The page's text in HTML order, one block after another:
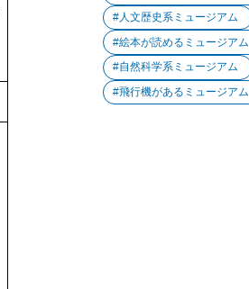
人文歴史系ミュージアム
絵本が読めるミュージアム
自然科学系ミュージアム
飛行機があるミュージアム